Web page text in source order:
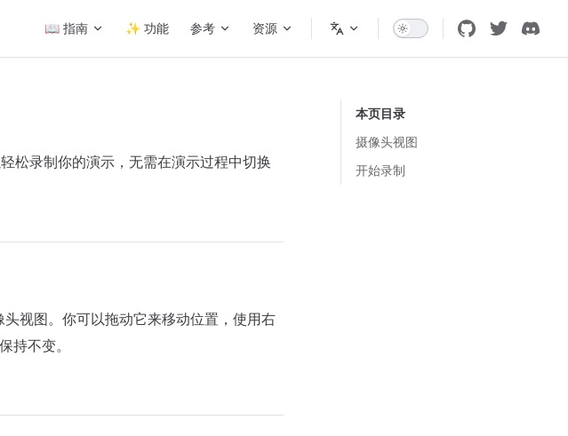
📖 指南 ✨ 功能 参考 资源
本页目录
摄像头视图
开始录制
松录制你的演示，无需在演示过程中切换
视图。你可以拖动它来移动位置，使用右
持不变。